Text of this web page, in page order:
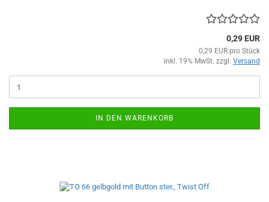
0,29 EUR
0,29 EUR pro Stück
inkl. 19% MwSt. zzgl. Versand
IN DEN WARENKORB